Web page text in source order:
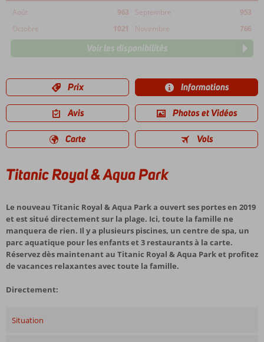
Août 963 Septembre
953
Octobre
1021 Novembre 766
Voir les disponibilités
Prix Informations
Avis Photos et Vidéos
Carte Vols
Titanic Royal & Aqua Park
Le nouveau Titanic Royal & Aqua Park a ouvert ses portes en 2019
et est situé directement sur la plage. Ici, toute la famille ne
manquera de rien. Il y a plusieurs piscines, un centre de spa, un
parc aquatique pour les enfants et 3 restaurants à la carte.
Réservez dès maintenant au Titanic Royal & Aqua Park et profitez
de vacances relaxantes avec toute la famille.
Directement:
Situation